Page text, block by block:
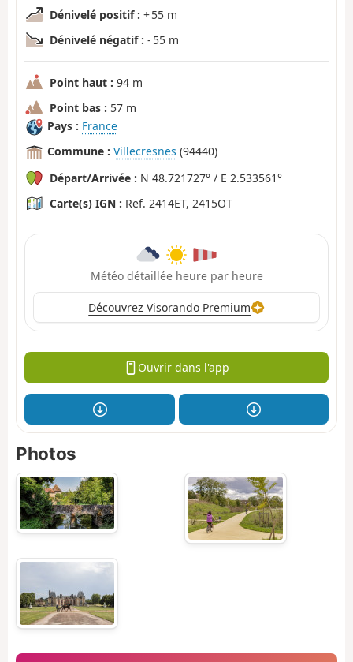
Dénivelé positif : + 55 m
Dénivelé négatif : - 55 m
Point haut : 94 m
Point bas : 57 m
Pays : France
Commune : Villecresnes (94440)
Départ/Arrivée : N 48.721727° / E 2.533561°
Carte(s) IGN : Ref. 2414ET, 2415OT
Météo détaillée heure par heure
Découvrez Visorando Premium
Ouvrir dans l'app
Photos